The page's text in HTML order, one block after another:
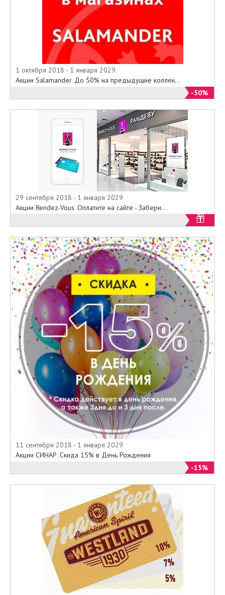
1 октября 2018 - 1 января 2029
Акции Salamander. До 50% на предыдущие коллек...
-50%
29 сентября 2018 - 1 января 2029
Акции Rendez-Vous. Оплатите на сайте - Забери...
11 сентября 2018 - 1 января 2029
Акции СИНАР. Скида 15% в День Рождения
-15%